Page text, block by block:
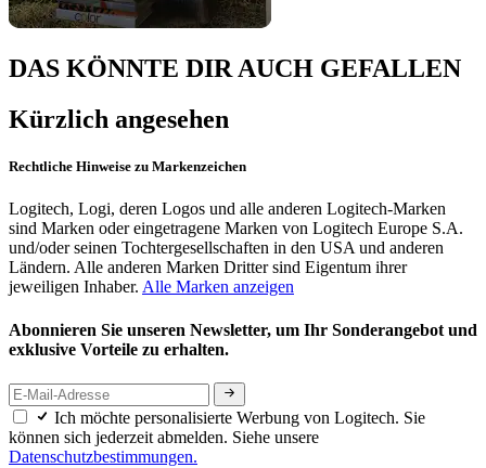
DAS KÖNNTE DIR AUCH GEFALLEN
Kürzlich angesehen
Rechtliche Hinweise zu Markenzeichen
Logitech, Logi, deren Logos und alle anderen Logitech-Marken
sind Marken oder eingetragene Marken von Logitech Europe S.A.
und/oder seinen Tochtergesellschaften in den USA und anderen
Ländern. Alle anderen Marken Dritter sind Eigentum ihrer
jeweiligen Inhaber. Alle Marken anzeigen
Abonnieren Sie unseren Newsletter, um Ihr Sonderangebot und
exklusive Vorteile zu erhalten.
Ich möchte personalisierte Werbung von Logitech. Sie
können sich jederzeit abmelden. Siehe unsere
Datenschutzbestimmungen.